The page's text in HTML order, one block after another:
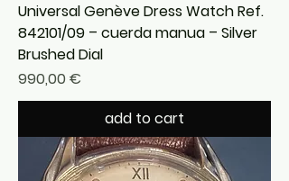
Universal Genève Dress Watch Ref.
842101/09 – cuerda manua – Silver
Brushed Dial
Precio
990,00 €
add to cart